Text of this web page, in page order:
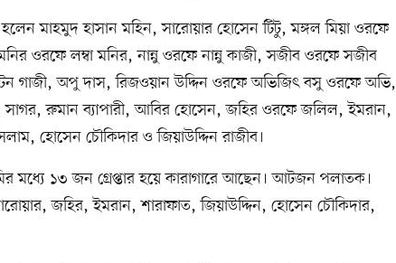
মাহমুদ হাসান মহিন, সারোয়ার হোসেন টিটু, মঙ্গল মিয়া ওরফে
ওরফে লম্বা মনির, নান্নু ওরফে নান্নু কাজী, সজীব ওরফে সজীব
গাজী, অপু দাস, রিজওয়ান উদ্দিন ওরফে অভিজিৎ বসু ওরফে অভি,
রুমান ব্যাপারী, আবির হোসেন, জহির ওরফে জলিল, ইমরান,
হোসেন চৌকিদার ও জিয়াউদ্দিন রাজীব।
মধ্যে ১৩ জন গ্রেপ্তার হয়ে কারাগারে আছেন। আটজন পলাতক।
জহির, ইমরান, শারাফাত, জিয়াউদ্দিন, হোসেন চৌকিদার,